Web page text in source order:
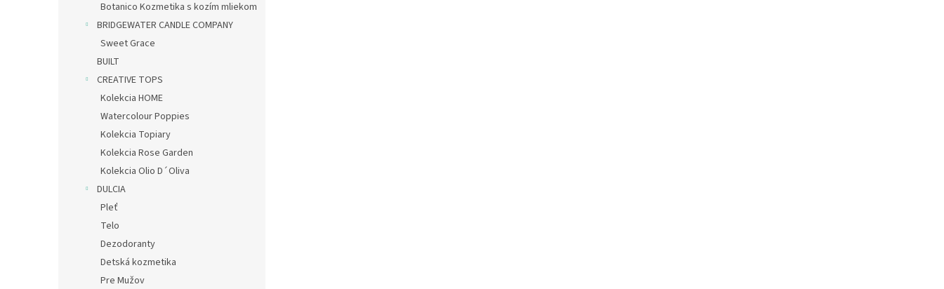
Botanico Kozmetika s kozím mliekom
BRIDGEWATER CANDLE COMPANY
Sweet Grace
BUILT
CREATIVE TOPS
Kolekcia HOME
Watercolour Poppies
Kolekcia Topiary
Kolekcia Rose Garden
Kolekcia Olio D´Oliva
DULCIA
Pleť
Telo
Dezodoranty
Detská kozmetika
Pre Mužov